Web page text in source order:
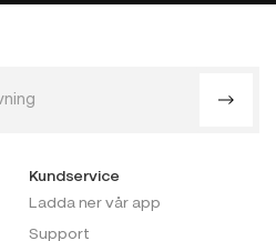
Kundservice
Ladda ner vår app
Support